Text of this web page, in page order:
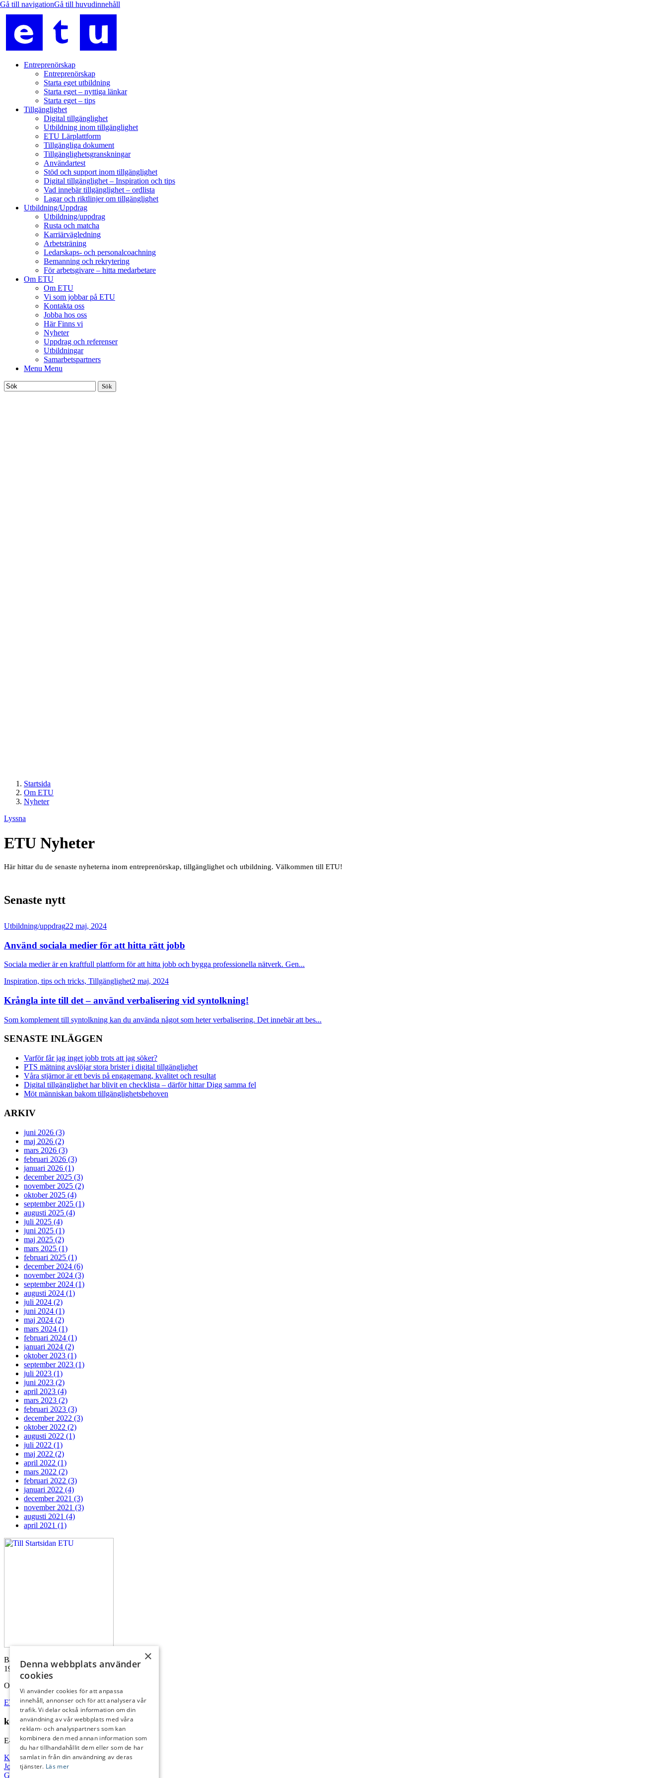
Entreprenörskap
Entreprenörskap
Starta eget utbildning
Starta eget – nyttiga länkar
Starta eget – tips
Tillgänglighet
Digital tillgänglighet
Utbildning inom tillgänglighet
ETU Lärplattform
Tillgängliga dokument
Tillgänglighetsgranskningar
Användartest
Stöd och support inom tillgänglighet
Digital tillgänglighet – Inspiration och tips
Vad innebär tillgänglighet – ordlista
Lagar och riktlinjer om tillgänglighet
Utbildning/Uppdrag
Utbildning/uppdrag
Rusta och matcha
Karriärvägledning
Arbetsträning
Ledarskaps- och personalcoachning
Bemanning och rekrytering
För arbetsgivare – hitta medarbetare
Om ETU
Om ETU
Vi som jobbar på ETU
Kontakta oss
Jobba hos oss
Här Finns vi
Nyheter
Uppdrag och referenser
Utbildningar
Samarbetspartners
Menu Menu
Ange sökord
Startsida
Om ETU
Nyheter
Lyssna
ETU Nyheter
Här hittar du de senaste nyheterna inom entreprenörskap, tillgänglighet och utbildning. Välkommen till ETU!
Senaste nytt
Utbildning/uppdrag22 maj, 2024
Använd sociala medier för att hitta rätt jobb
Sociala medier är en kraftfull plattform för att hitta jobb och bygga professionella nätverk. Gen...
Inspiration, tips och tricks, Tillgänglighet2 maj, 2024
Krångla inte till det – använd verbalisering vid syntolkning!
Som komplement till syntolkning kan du använda något som heter verbalisering. Det innebär att bes...
SENASTE INLÄGGEN
Varför får jag inget jobb trots att jag söker?
PTS mätning avslöjar stora brister i digital tillgänglighet
Våra stjärnor är ett bevis på engagemang, kvalitet och resultat
Digital tillgänglighet har blivit en checklista – därför hittar Digg samma fel
Möt människan bakom tillgänglighetsbehoven
ARKIV
juni 2026 (3)
maj 2026 (2)
mars 2026 (3)
februari 2026 (3)
januari 2026 (1)
december 2025 (3)
november 2025 (2)
oktober 2025 (4)
september 2025 (1)
augusti 2025 (4)
juli 2025 (4)
juni 2025 (1)
maj 2025 (2)
mars 2025 (1)
februari 2025 (1)
december 2024 (6)
november 2024 (3)
september 2024 (1)
augusti 2024 (1)
juli 2024 (2)
juni 2024 (1)
maj 2024 (2)
mars 2024 (1)
februari 2024 (1)
januari 2024 (2)
oktober 2023 (1)
september 2023 (1)
juli 2023 (1)
juni 2023 (2)
april 2023 (4)
mars 2023 (2)
februari 2023 (3)
december 2022 (3)
oktober 2022 (2)
augusti 2022 (1)
juli 2022 (1)
maj 2022 (2)
april 2022 (1)
mars 2022 (2)
februari 2022 (3)
januari 2022 (4)
december 2021 (3)
november 2021 (3)
augusti 2021 (4)
april 2021 (1)
Badvägen 4E
191 33 Sollentuna
Organisationsnummer: 556517-5758
ETU finns på flera orter i Sverige
kontakta oss
E-post:info@etu.se
Kontakta oss
Jobba hos oss
GDPR
×
Denna webbplats använder
cookies
Vi använder cookies för att anpassa
innehåll, annonser och för att analysera vår
trafik. Vi delar också information om din
användning av vår webbplats med våra
reklam- och analyspartners som kan
kombinera den med annan information som
du har tillhandahållit dem eller som de har
samlat in från din användning av deras
tjänster. Läs mer